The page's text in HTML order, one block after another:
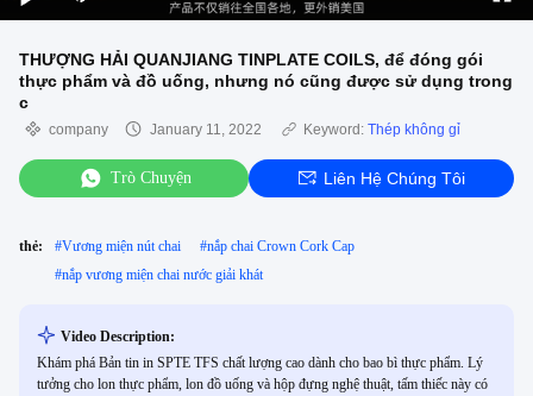
THƯỢNG HẢI QUANJIANG TINPLATE COILS, để đóng gói
thực phẩm và đồ uống, nhưng nó cũng được sử dụng trong
c
company January 11, 2022 Keyword: Thép không gỉ
Trò Chuyện Liên Hệ Chúng Tôi
thẻ: #Vương miện nút chai #nắp chai Crown Cork Cap
#nắp vương miện chai nước giải khát
Video Description:
Khám phá Bản tin in SPTE TFS chất lượng cao dành cho bao bì thực phẩm. Lý
tưởng cho lon thực phẩm, lon đồ uống và hộp đựng nghệ thuật, tấm thiếc này có